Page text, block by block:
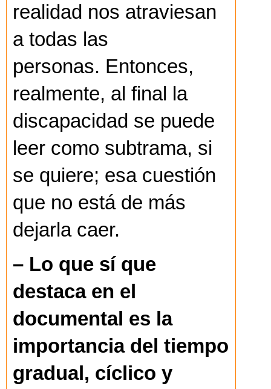
realidad nos atraviesan
a todas las
personas. Entonces,
realmente, al final la
discapacidad se puede
leer como subtrama, si
se quiere; esa cuestión
que no está de más
dejarla caer.
– Lo que sí que
destaca en el
documental es la
importancia del tiempo
gradual, cíclico y